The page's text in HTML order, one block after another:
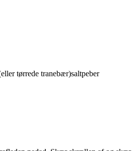
tørrede tranebær)saltpeber